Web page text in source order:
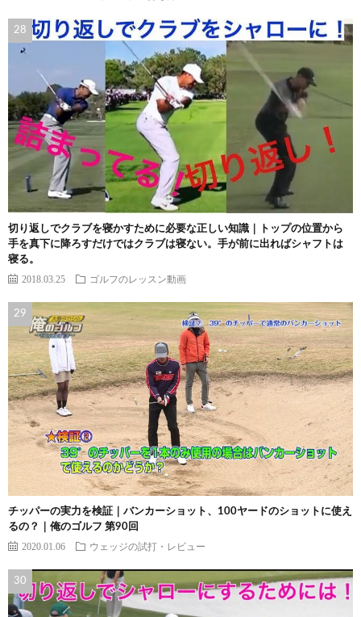
切り返しでクラブを寝かすために必要な正しい知識｜トップの位置から
手を真下に降ろすだけではクラブは寝ない。手が前に出ればシャフトは
寝る。
2018.03.25 ゴルフのレッスン動画
チッパーの実力を検証｜バンカーショット、100ヤードのショットに使え
るの？｜俺のゴルフ 第90回
2020.01.06 ウェッジの試打・レビュー